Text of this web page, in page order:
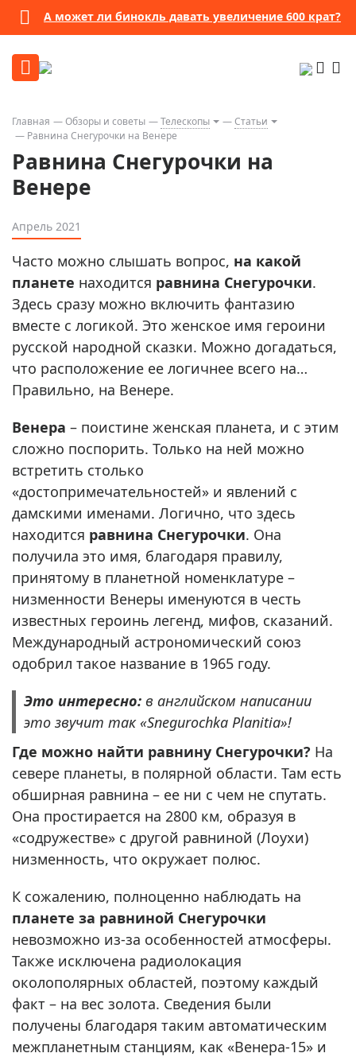
А может ли бинокль давать увеличение 600 крат?
Главная Обзоры и советы Телескопы
Статьи
Равнина Снегурочки на Венере
Равнина Снегурочки на
Венере
Апрель 2021
Часто можно слышать вопрос, на какой
планете находится равнина Снегурочки.
Здесь сразу можно включить фантазию
вместе с логикой. Это женское имя героини
русской народной сказки. Можно догадаться,
что расположение ее логичнее всего на…
Правильно, на Венере.
Венера – поистине женская планета, и с этим
сложно поспорить. Только на ней можно
встретить столько
«достопримечательностей» и явлений с
дамскими именами. Логично, что здесь
находится равнина Снегурочки. Она
получила это имя, благодаря правилу,
принятому в планетной номенклатуре –
низменности Венеры именуются в честь
известных героинь легенд, мифов, сказаний.
Международный астрономический союз
одобрил такое название в 1965 году.
Это интересно: в английском написании
это звучит так «Snegurochka Planitia»!
Где можно найти равнину Снегурочки? На
севере планеты, в полярной области. Там есть
обширная равнина – ее ни с чем не спутать.
Она простирается на 2800 км, образуя в
«содружестве» с другой равниной (Лоухи)
низменность, что окружает полюс.
К сожалению, полноценно наблюдать на
планете за равниной Снегурочки
невозможно из-за особенностей атмосферы.
Также исключена радиолокация
околополярных областей, поэтому каждый
факт – на вес золота. Сведения были
получены благодаря таким автоматическим
межпланетным станциям, как «Венера-15» и